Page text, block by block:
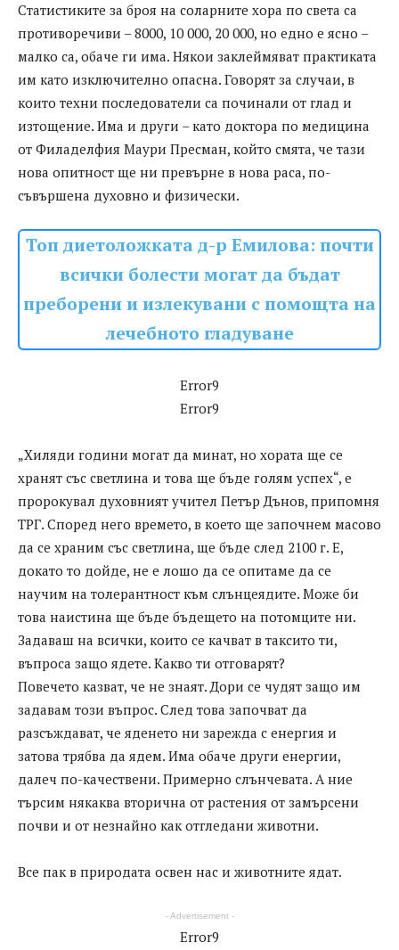
Статистиките за броя на соларните хора по света са
противоречиви – 8000, 10 000, 20 000, но едно е ясно –
малко са, обаче ги има. Някои заклеймяват практиката
им като изключително опасна. Говорят за случаи, в
които техни последователи са починали от глад и
изтощение. Има и други – като доктора по медицина
от Филаделфия Маури Пресман, който смята, че тази
нова опитност ще ни превърне в нова раса, по-
съвършена духовно и физически.
Топ диетоложката д-р Емилова: почти
всички болести могат да бъдат
преборени и излекувани с помощта на
лечебното гладуване
Error9
Error9
„Хиляди години могат да минат, но хората ще се
хранят със светлина и това ще бъде голям успех“, е
пророкувал духовният учител Петър Дънов, припомня
ТРГ. Според него времето, в което ще започнем масово
да се храним със светлина, ще бъде след 2100 г. Е,
докато то дойде, не е лошо да се опитаме да се
научим на толерантност към слънцеядите. Може би
това наистина ще бъде бъдещето на потомците ни.
Задаваш на всички, които се качват в таксито ти,
въпроса защо ядете. Какво ти отговарят?
Повечето казват, че не знаят. Дори се чудят защо им
задавам този въпрос. След това започват да
разсъждават, че яденето ни зарежда с енергия и
затова трябва да ядем. Има обаче други енергии,
далеч по-качествени. Примерно слънчевата. А ние
търсим някаква вторична от растения от замърсени
почви и от незнайно как отгледани животни.
Все пак в природата освен нас и животните ядат.
- Advertisement -
Error9